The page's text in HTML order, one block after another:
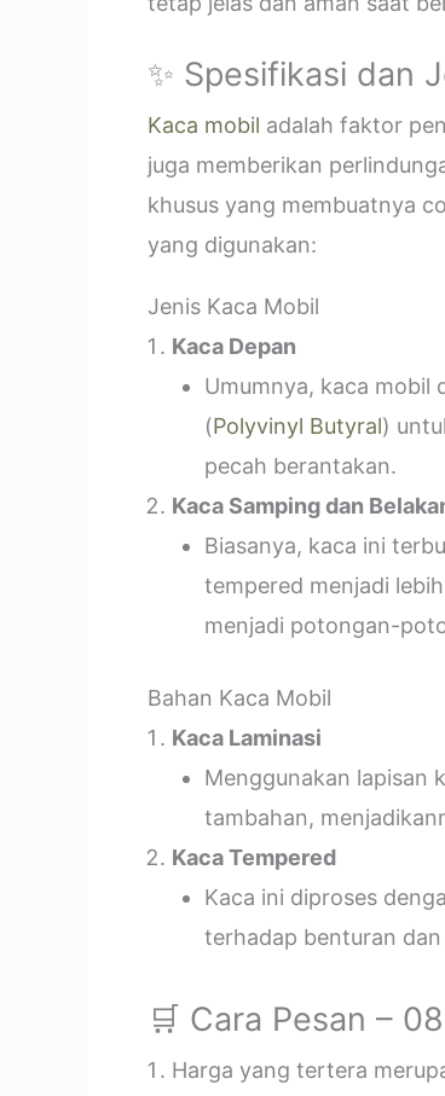
✨ Spesifikasi dan
Kaca mobil adalah faktor
juga memberikan
khusus yang membuatnya
yang digunakan:
Jenis Kaca Mobil
Kaca Depan
Umumnya, kaca mobil
(Polyvinyl Butyral)
pecah berantakan.
Kaca Samping dan
Biasanya, kaca ini
tempered menjadi
menjadi potongan-
Bahan Kaca Mobil
Kaca Laminasi
Menggunakan lapisan
tambahan,
Kaca Tempered
Kaca ini diproses
terhadap benturan
🛒 Cara Pesan –
Harga yang tertera